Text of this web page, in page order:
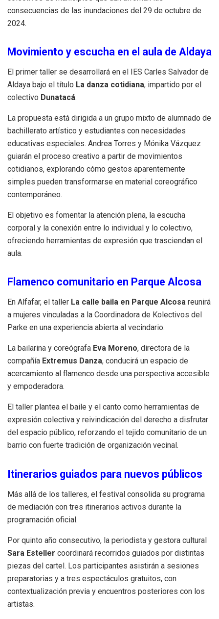
consecuencias de las inundaciones del 29 de octubre de
2024.
Movimiento y escucha en el aula de Aldaya
El primer taller se desarrollará en el IES Carles Salvador de
Aldaya bajo el título La danza cotidiana, impartido por el
colectivo Dunatacá.
La propuesta está dirigida a un grupo mixto de alumnado de
bachillerato artístico y estudiantes con necesidades
educativas especiales. Andrea Torres y Mónika Vázquez
guiarán el proceso creativo a partir de movimientos
cotidianos, explorando cómo gestos aparentemente
simples pueden transformarse en material coreográfico
contemporáneo.
El objetivo es fomentar la atención plena, la escucha
corporal y la conexión entre lo individual y lo colectivo,
ofreciendo herramientas de expresión que trasciendan el
aula.
Flamenco comunitario en Parque Alcosa
En Alfafar, el taller La calle baila en Parque Alcosa reunirá
a mujeres vinculadas a la Coordinadora de Kolectivos del
Parke en una experiencia abierta al vecindario.
La bailarina y coreógrafa Eva Moreno, directora de la
compañía Extremus Danza, conducirá un espacio de
acercamiento al flamenco desde una perspectiva accesible
y empoderadora.
El taller plantea el baile y el canto como herramientas de
expresión colectiva y reivindicación del derecho a disfrutar
del espacio público, reforzando el tejido comunitario de un
barrio con fuerte tradición de organización vecinal.
Itinerarios guiados para nuevos públicos
Más allá de los talleres, el festival consolida su programa
de mediación con tres itinerarios activos durante la
programación oficial.
Por quinto año consecutivo, la periodista y gestora cultural
Sara Esteller coordinará recorridos guiados por distintas
piezas del cartel. Los participantes asistirán a sesiones
preparatorias y a tres espectáculos gratuitos, con
contextualización previa y encuentros posteriores con los
artistas.